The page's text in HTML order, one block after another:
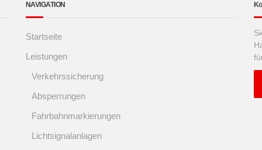
NAVIGATION
Startseite
Leistungen
Verkehrssicherung
Absperrungen
Fahrbahnmarkierungen
Lichtsignalanlagen